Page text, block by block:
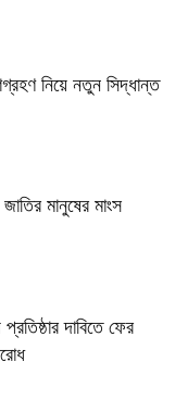
নিয়ে নতুন সিদ্ধান্ত
মানুষের মাংস
দাবিতে ফের